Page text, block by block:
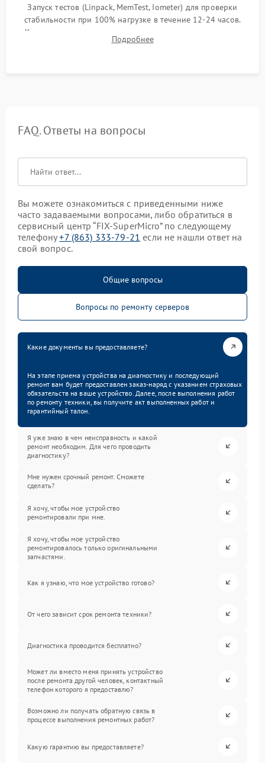
Запуск тестов (Linpack, MemTest, Iometer) для проверки
стабильности при 100% нагрузке в течение 12-24 часов.
Контроль температурных режимов, проверка отсутствия
троттлинга и подготовка сервера к выдаче.
Подробнее
FAQ. Ответы на вопросы
Вы можете ознакомиться с приведенными ниже
часто задаваемыми вопросами, либо обратиться в
сервисный центр “FIX-SuperMicro” по следующему
телефону+7 (863) 333-79-21 если не нашли ответ на
свой вопрос.
Общие вопросы
Вопросы по ремонту серверов
Какие документы вы предоставляете?
На этапе приема устройства на диагностику и последующий
ремонт вам будет предоставлен заказ-наряд с указанием страховых
обязательств на ваше устройство. Далее, после выполнения работ
по ремонту техники, вы получите акт выполненных работ и
гарантийный талон.
Я уже знаю в чем неисправность и какой
ремонт необходим. Для чего проводить
диагностику?
Мне нужен срочный ремонт. Сможете
сделать?
Я хочу, чтобы мое устройство
ремонтировали при мне.
Я хочу, чтобы мое устройство
ремонтировалось только оригинальными
запчастями.
Как я узнаю, что мое устройство готово?
От чего зависит срок ремонта техники?
Диагностика проводится бесплатно?
Может ли вместо меня принять устройство
после ремонта другой человек, контактный
телефон которого я предоставлю?
Возможно ли получать обратную связь в
процессе выполнения ремонтных работ?
Какую гарантию вы предоставляете?